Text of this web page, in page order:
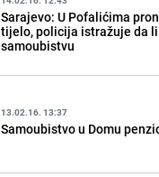
Sarajevo: U Pofalićima
tijelo, policija istražuje da
samoubistvu
13.02.16. 13:37
Samoubistvo u Domu